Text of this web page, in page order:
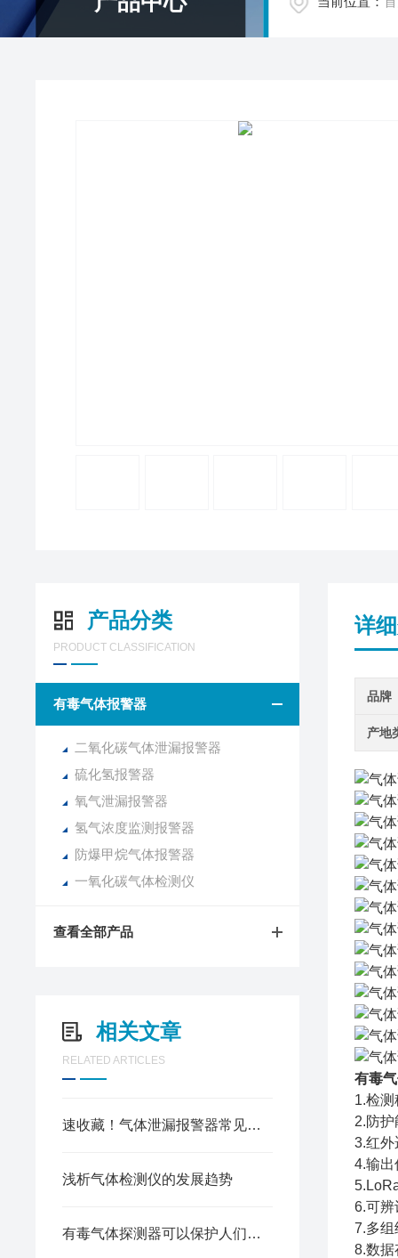
产品分类
PRODUCT CLASSIFICATION
有毒气体报警器
二氧化碳气体泄漏报警器
硫化氢报警器
氧气泄漏报警器
氢气浓度监测报警器
防爆甲烷气体报警器
一氧化碳气体检测仪
查看全部产品
相关文章
RELATED ARTICLES
速收藏！气体泄漏报警器常见故障的解决方法分享
浅析气体检测仪的发展趋势
有毒气体探测器可以保护人们免受有害气体威胁
详
品牌
产地
有毒
1.检
2.防
3.红外
4.输
6.可辨
7.多组
8.数据